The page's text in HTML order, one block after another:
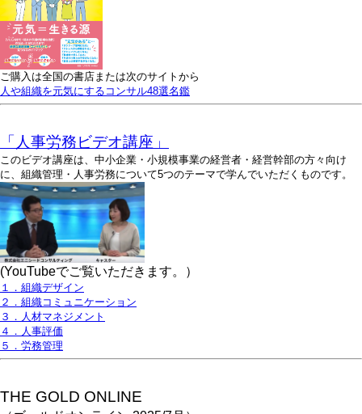
ご購入は全国の書店または次のサイトから
人や組織を元気にするコンサル48選名鑑
「人事労務ビデオ講座」
このビデオ講座は、中小企業・小規模事業の経営者・経営幹部の方々向け
に、組織管理・人事労務について5つのテーマで学んでいただくものです。
(YouTubeでご覧いただきます。）
１．組織デザイン
２．組織コミュニケーション
３．人材マネジメント
４．人事評価
５．労務管理
THE GOLD ONLINE